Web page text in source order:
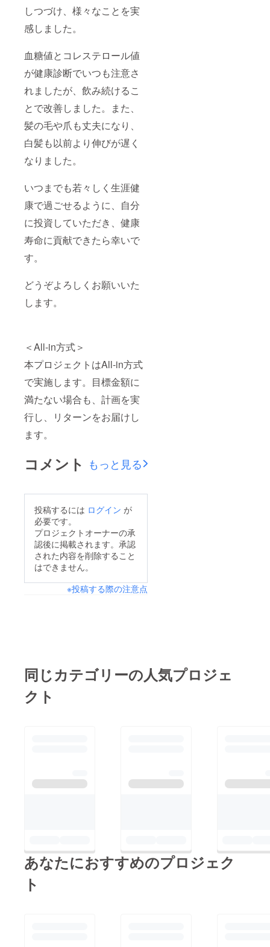
しつづけ、様々なことを実
感しました。
血糖値とコレステロール値
が健康診断でいつも注意さ
れましたが、飲み続けるこ
とで改善しました。また、
髪の毛や爪も丈夫になり、
白髪も以前より伸びが遅く
なりました。
いつまでも若々しく生涯健
康で過ごせるように、自分
に投資していただき、健康
寿命に貢献できたら幸いで
す。
どうぞよろしくお願いいた
します。
＜All-in方式＞
本プロジェクトはAll-in方式
で実施します。目標金額に
満たない場合も、計画を実
行し、リターンをお届けし
ます。
コメント もっと見る
投稿するには ログイン が
必要です。
プロジェクトオーナーの承
認後に掲載されます。承認
された内容を削除すること
はできません。
※投稿する際の注意点
同じカテゴリーの人気プロジェ
クト
あなたにおすすめのプロジェク
ト